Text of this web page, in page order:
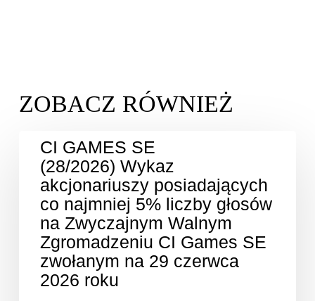
CI GAMES SE
(28/2026) Wykaz
akcjonariuszy posiadających
co najmniej 5% liczby głosów
na Zwyczajnym Walnym
Zgromadzeniu CI Games SE
zwołanym na 29 czerwca
2026 roku